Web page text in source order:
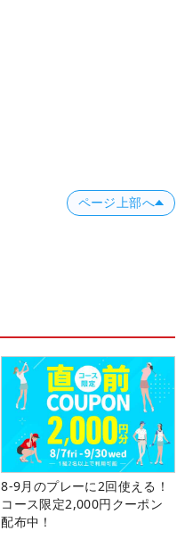
ページ上部へ
8-9月のプレーに2回使える！
コース限定2,000円クーポン
配布中！